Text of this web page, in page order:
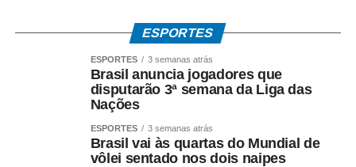
ESPORTES
ESPORTES 3 semanas atrás
Brasil anuncia jogadores que
disputarão 3ª semana da Liga das
Nações
ESPORTES 3 semanas atrás
Brasil vai às quartas do Mundial de
vôlei sentado nos dois naipes